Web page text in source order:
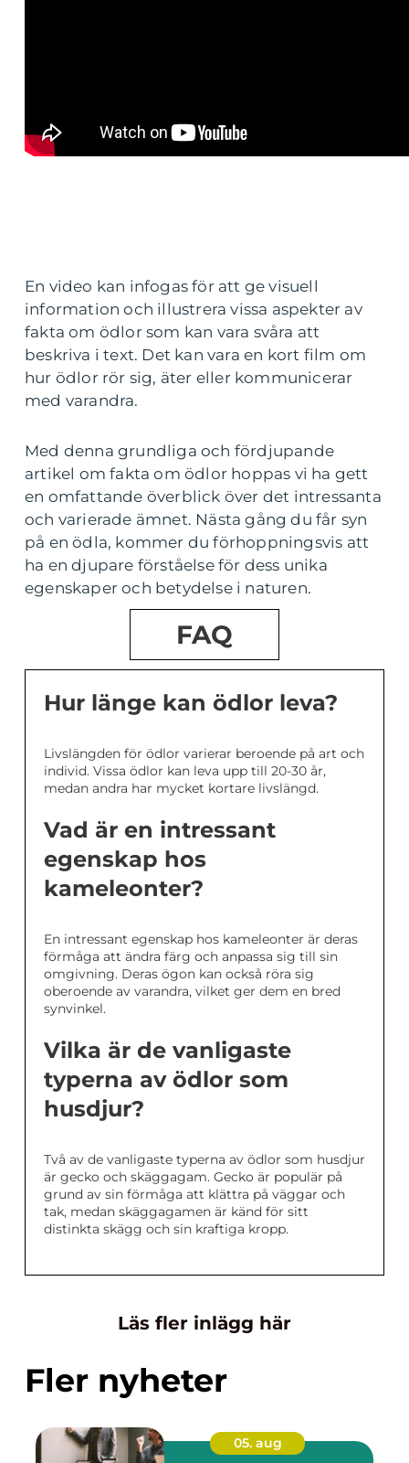
En video kan infogas för att ge visuell
information och illustrera vissa aspekter av
fakta om ödlor som kan vara svåra att
beskriva i text. Det kan vara en kort film om
hur ödlor rör sig, äter eller kommunicerar
med varandra.
Med denna grundliga och fördjupande
artikel om fakta om ödlor hoppas vi ha gett
en omfattande överblick över det intressanta
och varierade ämnet. Nästa gång du får syn
på en ödla, kommer du förhoppningsvis att
ha en djupare förståelse för dess unika
egenskaper och betydelse i naturen.
FAQ
Hur länge kan ödlor leva?
Livslängden för ödlor varierar beroende på art och
individ. Vissa ödlor kan leva upp till 20-30 år,
medan andra har mycket kortare livslängd.
Vad är en intressant
egenskap hos
kameleonter?
En intressant egenskap hos kameleonter är deras
förmåga att ändra färg och anpassa sig till sin
omgivning. Deras ögon kan också röra sig
oberoende av varandra, vilket ger dem en bred
synvinkel.
Vilka är de vanligaste
typerna av ödlor som
husdjur?
Två av de vanligaste typerna av ödlor som husdjur
är gecko och skäggagam. Gecko är populär på
grund av sin förmåga att klättra på väggar och
tak, medan skäggagamen är känd för sitt
distinkta skägg och sin kraftiga kropp.
Läs fler inlägg här
Fler nyheter
05. aug